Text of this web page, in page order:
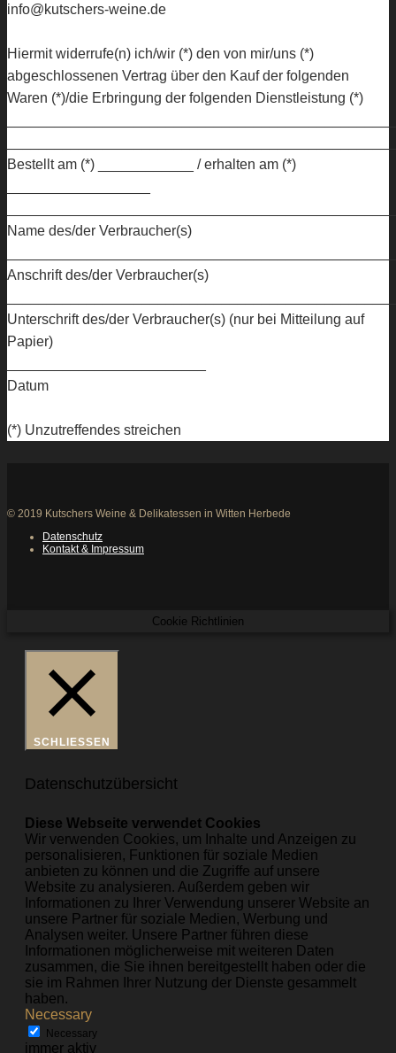
info@kutschers-weine.de
Hiermit widerrufe(n) ich/wir (*) den von mir/uns (*)
abgeschlossenen Vertrag über den Kauf der folgenden
Waren (*)/die Erbringung der folgenden Dienstleistung (*)
Bestellt am (*) ____________ / erhalten am (*)
Name des/der Verbraucher(s)
Anschrift des/der Verbraucher(s)
Unterschrift des/der Verbraucher(s) (nur bei Mitteilung auf
Papier)
Datum
(*) Unzutreffendes streichen
© 2019 Kutschers Weine & Delikatessen in Witten Herbede
Datenschutz
Kontakt & Impressum
Cookie Richtlinien
SCHLIESSEN
Datenschutzübersicht
Diese Webseite verwendet Cookies
Wir verwenden Cookies, um Inhalte und Anzeigen zu
personalisieren, Funktionen für soziale Medien
anbieten zu können und die Zugriffe auf unsere
Website zu analysieren. Außerdem geben wir
Informationen zu Ihrer Verwendung unserer Website an
unsere Partner für soziale Medien, Werbung und
Analysen weiter. Unsere Partner führen diese
Informationen möglicherweise mit weiteren Daten
zusammen, die Sie ihnen bereitgestellt haben oder die
sie im Rahmen Ihrer Nutzung der Dienste gesammelt
haben.
Necessary
Necessary
immer aktiv